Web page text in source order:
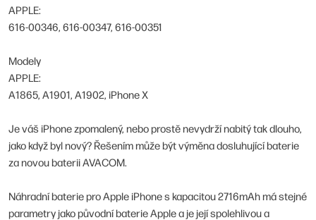
APPLE:
616-00346, 616-00347, 616-00351
Modely
APPLE:
A1865, A1901, A1902, iPhone X
Je váš iPhone zpomalený, nebo prostě nevydrží nabitý tak dlouho,
jako když byl nový? Řešením může být výměna dosluhující baterie
za novou baterii AVACOM.
Náhradní baterie pro Apple iPhone s kapacitou 2716mAh má stejné
parametry jako původní baterie Apple a je její spolehlivou a